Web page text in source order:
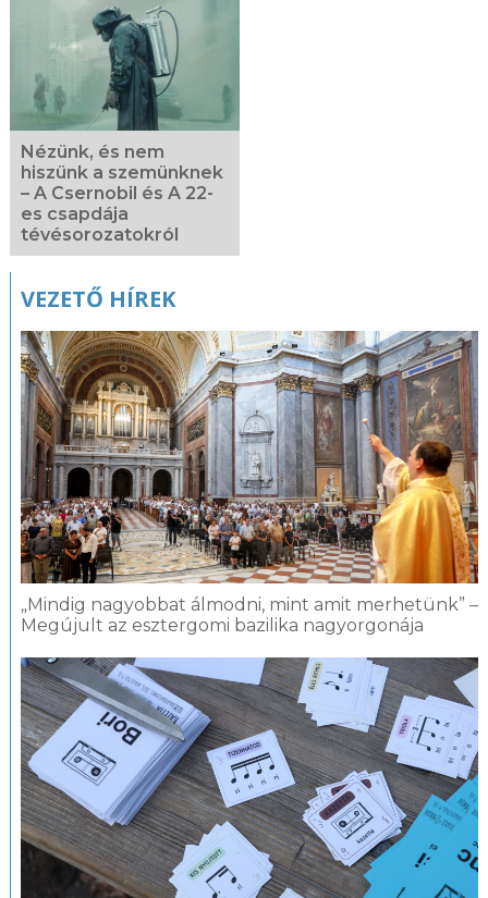
Nézünk, és nem
hiszünk a szemünknek
– A Csernobil és A 22-
es csapdája
tévésorozatokról
VEZETŐ HÍREK
„Mindig nagyobbat álmodni, mint amit merhetünk” –
Megújult az esztergomi bazilika nagyorgonája